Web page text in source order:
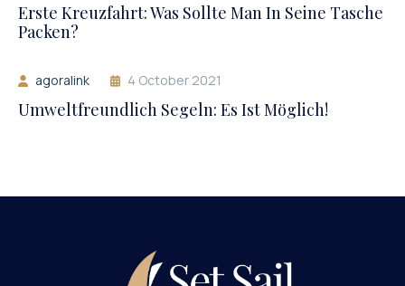
Erste Kreuzfahrt: Was Sollte Man In Seine Tasche
Packen?
agoralink 4 October 2021
Umweltfreundlich Segeln: Es Ist Möglich!